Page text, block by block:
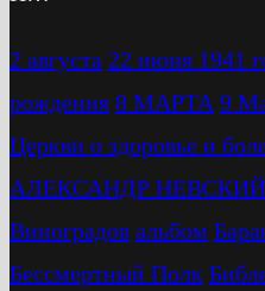
2 августа 22 июня 1941
рождения 8 МАРТА 9
Церкви о здоровье и
АЛЕКСАНДР НЕВСКИЙ
Виноградов альбом
Бессмертный Полк